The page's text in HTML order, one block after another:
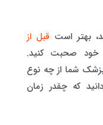
بهتر است قبل از
خود صحبت کنید.
شما از چه نوع
که چقدر زمان